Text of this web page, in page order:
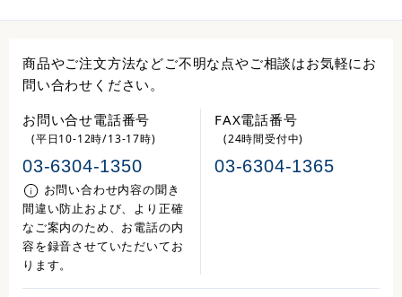
商品やご注文方法などご不明な点やご相談はお気軽にお
問い合わせください。
お問い合せ電話番号
(平日10-12時/13-17時)
03-6304-1350
お問い合わせ内容の聞き
間違い防止および、より正確
なご案内のため、お電話の内
容を録音させていただいてお
ります。
FAX電話番号
(24時間受付中)
03-6304-1365